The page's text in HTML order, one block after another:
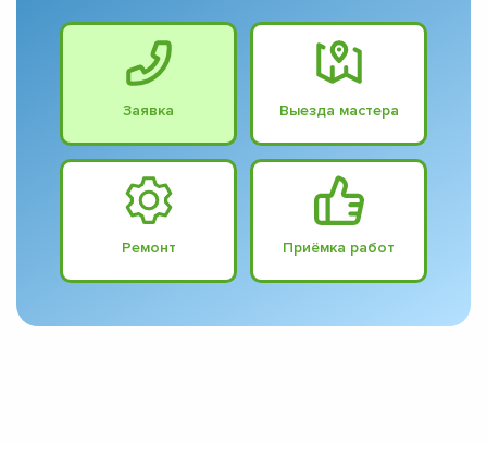
Заявка Выезда мастера
Ремонт Приёмка работ